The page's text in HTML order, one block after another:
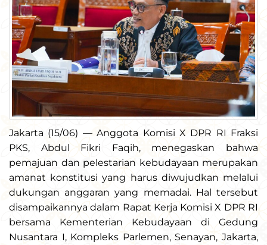
Jakarta (15/06) — Anggota Komisi X DPR RI Fraksi
PKS, Abdul Fikri Faqih, menegaskan bahwa
pemajuan dan pelestarian kebudayaan merupakan
amanat konstitusi yang harus diwujudkan melalui
dukungan anggaran yang memadai. Hal tersebut
disampaikannya dalam Rapat Kerja Komisi X DPR RI
bersama Kementerian Kebudayaan di Gedung
Nusantara I, Kompleks Parlemen, Senayan, Jakarta,